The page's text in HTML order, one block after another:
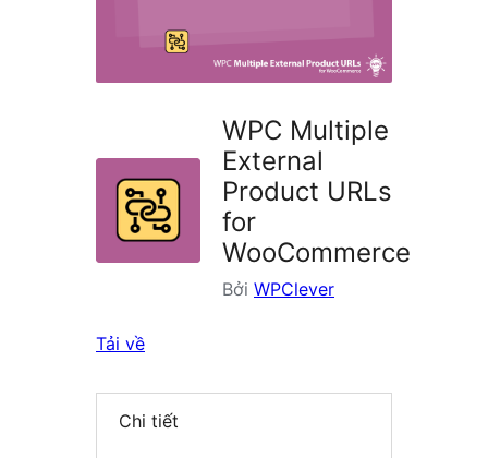
WPC Multiple
External
Product URLs
for
WooCommerce
Bởi WPClever
Tải về
Chi tiết